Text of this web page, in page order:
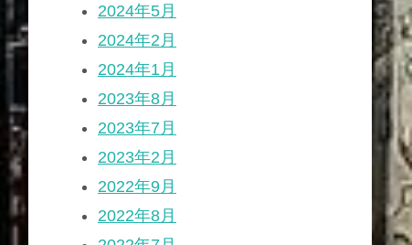
2024年5月
2024年2月
2024年1月
2023年8月
2023年7月
2023年2月
2022年9月
2022年8月